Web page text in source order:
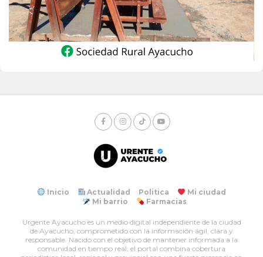
Inicio Actualidad Politica
Mi ciudad
Mi barrio
Farmacias
Urgente Ayacucho es un medio digital independiente de la ciudad
de Ayacucho, comprometido con la información ágil, clara y
responsable. Nacido con el objetivo de mantener informada a la
comunidad en tiempo real, el portal combina cobertura